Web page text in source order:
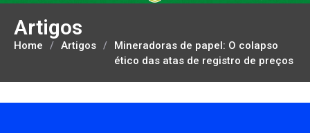
Artigos
Home / Artigos /
Mineradoras de papel: O colapso
ético das atas de registro de preços